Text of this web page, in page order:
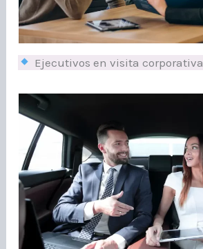
Ejecutivos en visita corporativa